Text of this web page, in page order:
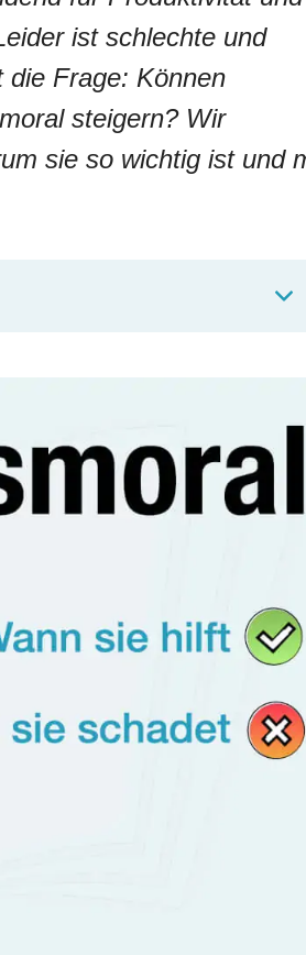
ist schlechte und
die Frage: Können
steigern? Wir
sie so wichtig ist und